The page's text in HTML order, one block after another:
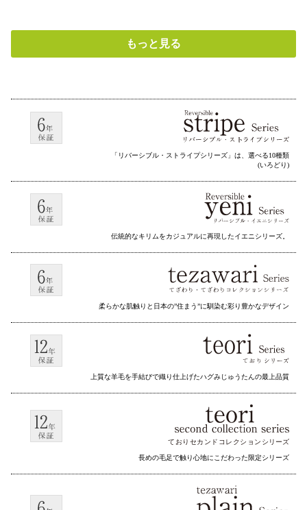
もっと見る
「リバーシブル・ストライプシリーズ」は、選べる10種類
(いろどり)
伝統的なキリムをカジュアルに再現したイエニシリーズ。
柔らかな肌触りと日本の”住まう”に馴染む彩り豊かなデザイン
上質な羊毛を手結びで織り仕上げたハグみじゅうたんの最上品質
ておりセカンドコレクション シリーズ
長めの毛足で触り心地にこだわった限定シリーズ